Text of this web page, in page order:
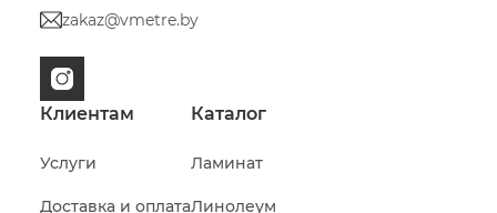
zakaz@vmetre.by
Клиентам
Услуги
Доставка и оплата
Каталог
Ламинат
Линолеум